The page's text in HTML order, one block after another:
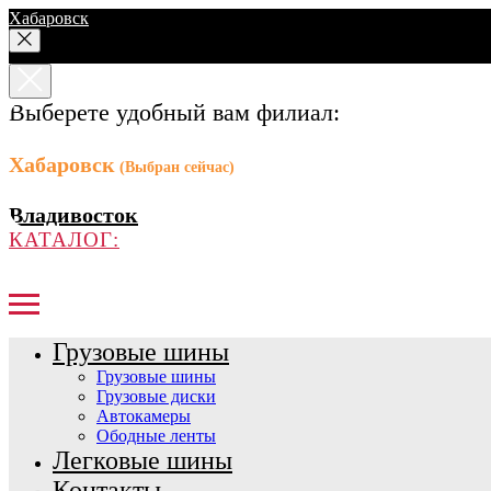
Хабаровск
Выберете удобный вам филиал:
Хабаровск (Выбран сейчас)
Владивосток
КАТАЛОГ:
Грузовые шины
Грузовые шины
Грузовые диски
Автокамеры
Ободные ленты
Легковые шины